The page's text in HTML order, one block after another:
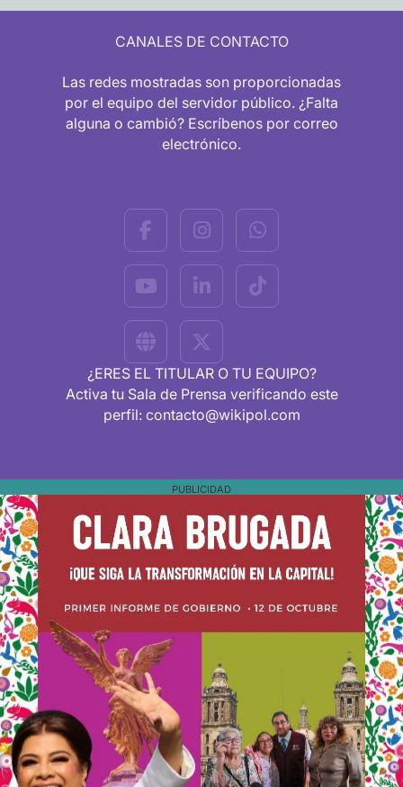
CANALES DE CONTACTO
Las redes mostradas son proporcionadas
por el equipo del servidor público. ¿Falta
alguna o cambió? Escríbenos por correo
electrónico.
¿ERES EL TITULAR O TU EQUIPO?
Activa tu Sala de Prensa verificando este
perfil: contacto@wikipol.com
PUBLICIDAD